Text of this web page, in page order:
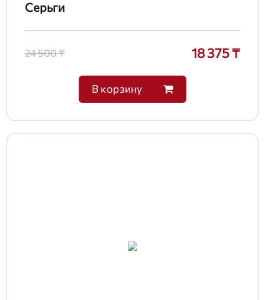
Серьги
24 500 ₸ 18 375 ₸
В корзину